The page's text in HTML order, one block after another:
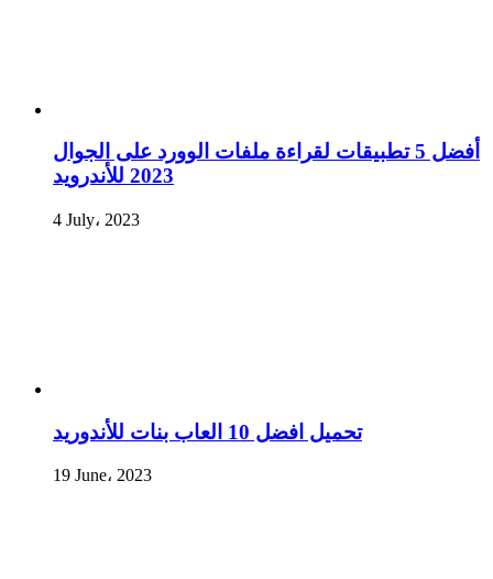
أفضل 5 تطبيقات لقراءة ملفات الوورد على الجوال
2023 للأندرويد
4 July، 2023
تحميل افضل 10 العاب بنات للأندوريد
19 June، 2023